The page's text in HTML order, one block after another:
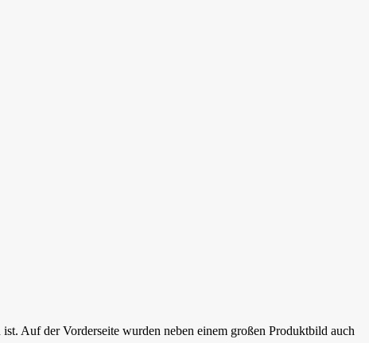
Auf der Vorderseite wurden neben einem großen Produktbild auch